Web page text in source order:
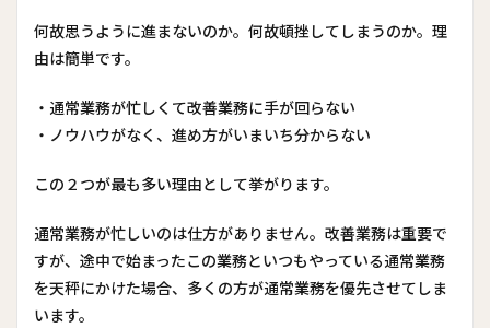
何故思うように進まないのか。何故頓挫してしまうのか。理
由は簡単です。
・通常業務が忙しくて改善業務に手が回らない
・ノウハウがなく、進め方がいまいち分からない
この２つが最も多い理由として挙がります。
通常業務が忙しいのは仕方がありません。改善業務は重要で
すが、途中で始まったこの業務といつもやっている通常業務
を天秤にかけた場合、多くの方が通常業務を優先させてしま
います。